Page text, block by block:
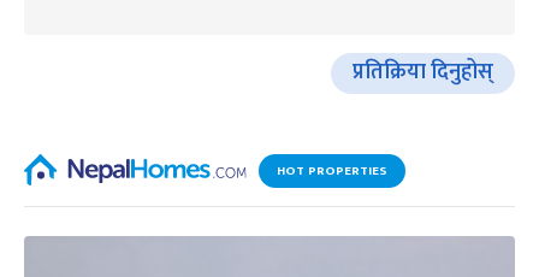
प्रतिक्रिया दिनुहोस्
HOT PROPERTIES